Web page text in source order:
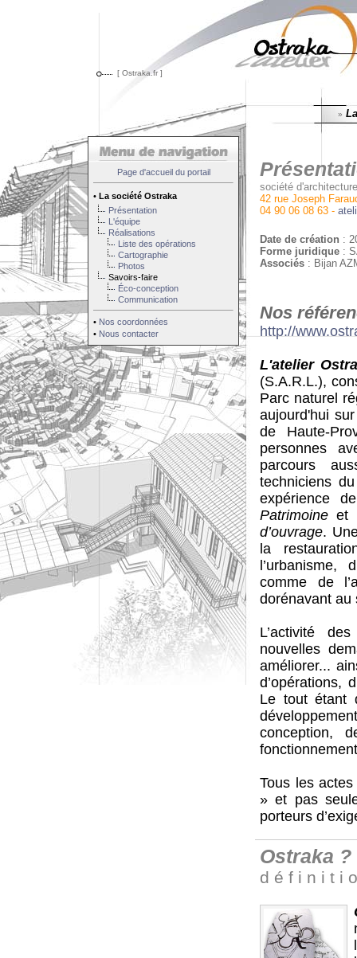
[ Ostraka.fr ]
»
Page d'accueil du portail
• La société Ostraka
Présentation
L'équipe
Réalisations
Liste des opérations
Cartographie
Photos
Savoirs-faire
Éco-conception
Communication
• Nos coordonnées
• Nous contacter
société
42 rue Joseph
04 90 06 08 63 -
Date de création :
Forme juridique :
Associés : Bijan
Nos
http://
L'atelier
(S.A.R.L.),
Parc naturel
aujourd'hui
de Haute-
personnes
parcours
techniciens
expérience
Patrimoine et
d’ouvrage.
la
comme de
dorénavant au
L’activité
nouvelles
améliorer...
d’opérations,
Le tout étant
conception,
Tous les
» et pas
porteurs
Ostraka ?
d é f i n i t i